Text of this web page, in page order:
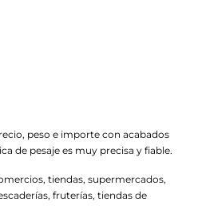
peso e importe con acabados
de pesaje es muy precisa y fiable.
tiendas, supermercados,
fruterías, tiendas de